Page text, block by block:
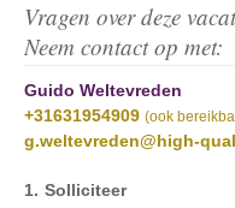
Vragen over deze
Neem contact op met:
Guido Weltevreden
+31631954909 (ook
g.weltevreden@high-
Solliciteer